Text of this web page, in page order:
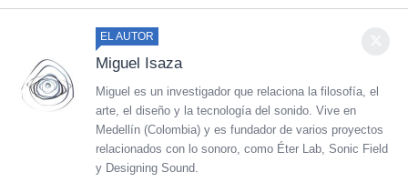
EL AUTOR
Miguel Isaza
Miguel es un investigador que relaciona la filosofía, el
arte, el diseño y la tecnología del sonido. Vive en
Medellín (Colombia) y es fundador de varios proyectos
relacionados con lo sonoro, como Éter Lab, Sonic Field
y Designing Sound.